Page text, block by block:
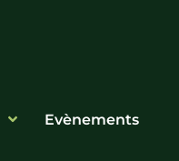
Evènements